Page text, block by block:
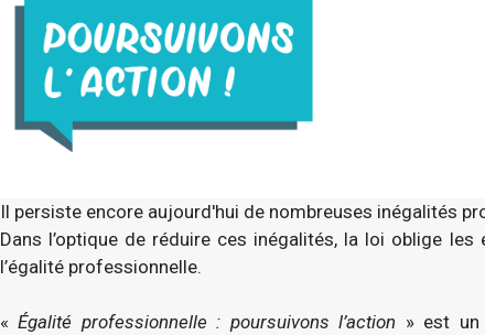
Il persiste encore aujourd'hui de nombreuses inégalités
Dans l’optique de réduire ces inégalités, la loi oblige
l’égalité professionnelle.
«Égalité professionnelle : poursuivons l’action » est un